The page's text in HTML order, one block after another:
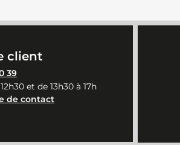
client
39
et de 13h30 à 17h
de contact